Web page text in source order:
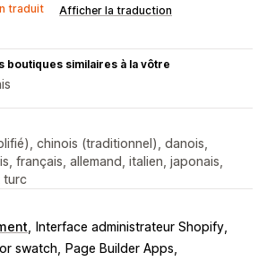
traduit Afficher la traduction
boutiques similaires à la vôtre
chinois (traditionnel), danois,
français, allemand, italien, japonais,
turc
Interface administrateur Shopify
swatch
Page Builder Apps